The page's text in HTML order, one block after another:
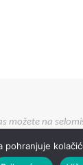
možete na
pohranjuje